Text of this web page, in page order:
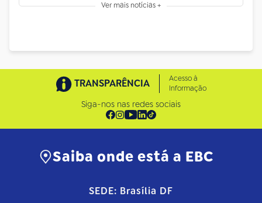
Ver mais notícias +
TRANSPARÊNCIA
Acesso à
Informação
Siga-nos nas redes sociais
Saiba onde está a EBC
SEDE: Brasília DF